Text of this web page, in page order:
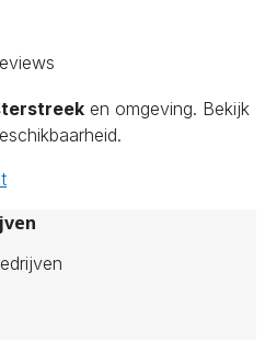
en omgeving. Bekijk